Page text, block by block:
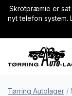
Skrotpræmie er sat
nyt telefon system.
Tørring Autolager /